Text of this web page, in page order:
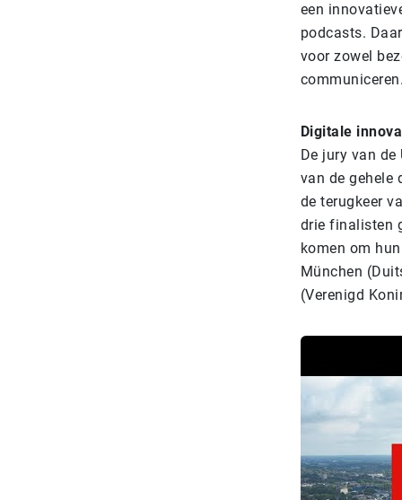
een
podcasts.
voor zowel
Digitale
De jury van
van de gehele
de terugkeer
drie finalisten
komen om
München
(Verenigd